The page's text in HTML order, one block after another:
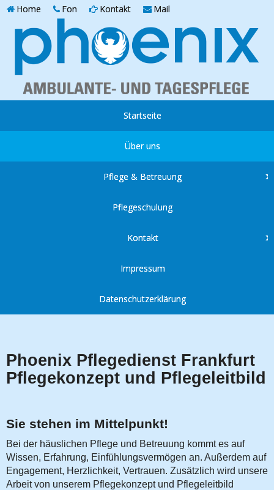
Home Fon Kontakt Mail
Startseite
Über uns
Pflege & Betreuung
Pflegeschulung
Kontakt
Impressum
Datenschutzerklärung
Phoenix Pflegedienst Frankfurt
Pflegekonzept und Pflegeleitbild
Sie stehen im Mittelpunkt!
Bei der häuslichen Pflege und Betreuung kommt es auf
Wissen, Erfahrung, Einfühlungsvermögen an. Außerdem auf
Engagement, Herzlichkeit, Vertrauen. Zusätzlich wird unsere
Arbeit von unserem Pflegekonzept und Pflegeleitbild